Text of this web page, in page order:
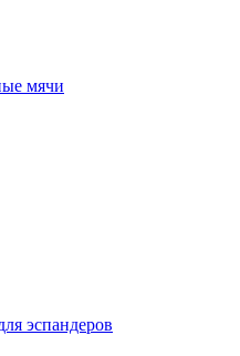
мячи
эспандеров